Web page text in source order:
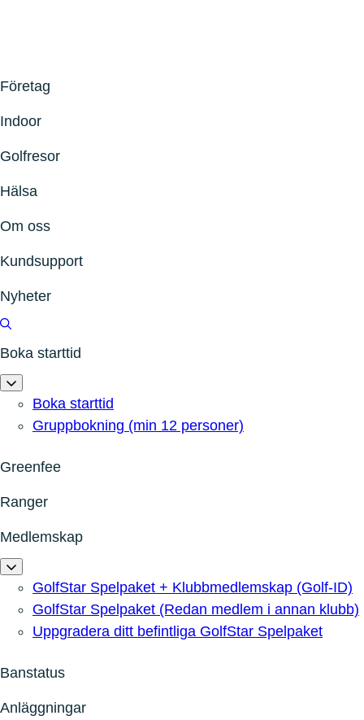
Företag
Indoor
Golfresor
Hälsa
Om oss
Kundsupport
Nyheter
Boka starttid
Boka starttid
Gruppbokning (min 12 personer)
Greenfee
Ranger
Medlemskap
GolfStar Spelpaket + Klubbmedlemskap (Golf-ID)
GolfStar Spelpaket (Redan medlem i annan klubb)
Uppgradera ditt befintliga GolfStar Spelpaket
Banstatus
Anläggningar